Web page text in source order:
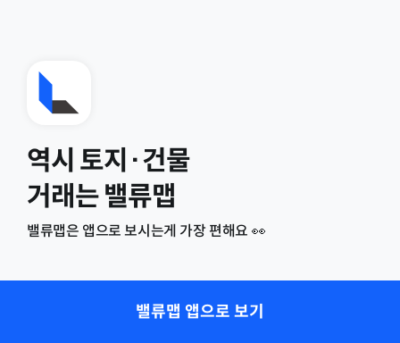
역시 토지·건물
거래는 밸류맵
밸류맵은 앱으로 보시는게 가장 편해요 👀
밸류맵 앱으로 보기